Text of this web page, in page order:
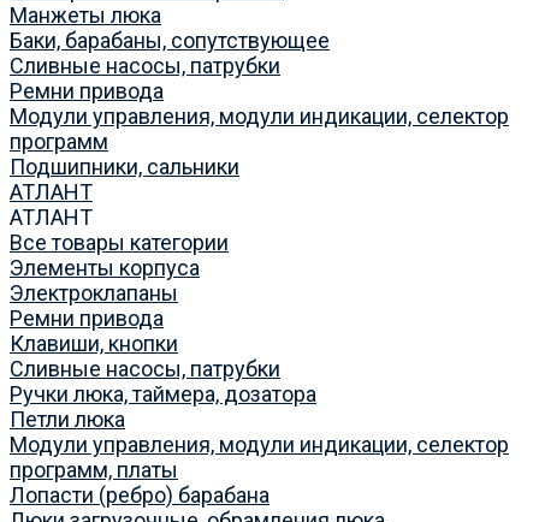
Манжеты люка
Баки, барабаны, сопутствующее
Сливные насосы, патрубки
Ремни привода
Модули управления, модули индикации, селектор
программ
Подшипники, сальники
АТЛАНТ
АТЛАНТ
Все товары категории
Элементы корпуса
Электроклапаны
Ремни привода
Клавиши, кнопки
Сливные насосы, патрубки
Ручки люка, таймера, дозатора
Петли люка
Модули управления, модули индикации, селектор
программ, платы
Лопасти (ребро) барабана